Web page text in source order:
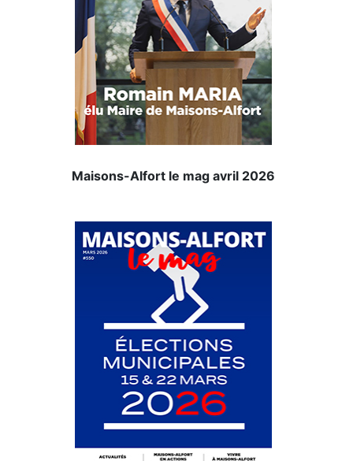
Maisons-Alfort le mag avril 2026